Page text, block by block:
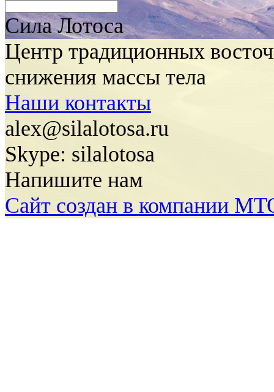
Сила Лотоса
Центр традиционных
снижения массы тела
Наши контакты
alex@silalotosa.ru
Skype: silalotosa
Напишите нам
Сайт создан в компании